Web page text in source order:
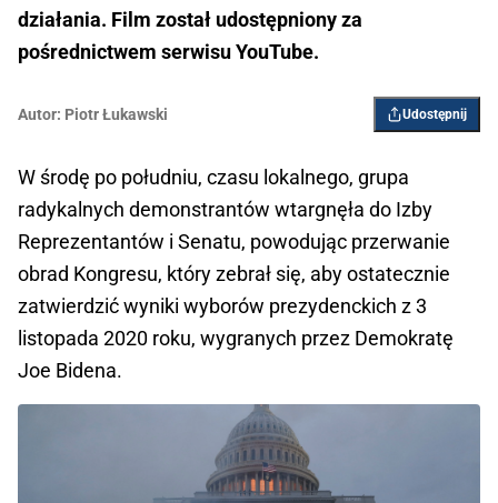
działania. Film został udostępniony za
pośrednictwem serwisu YouTube.
Autor: Piotr Łukawski Udostępnij
W środę po południu, czasu lokalnego, grupa
radykalnych demonstrantów wtargnęła do Izby
Reprezentantów i Senatu, powodując przerwanie
obrad Kongresu, który zebrał się, aby ostatecznie
zatwierdzić wyniki wyborów prezydenckich z 3
listopada 2020 roku, wygranych przez Demokratę
Joe Bidena.